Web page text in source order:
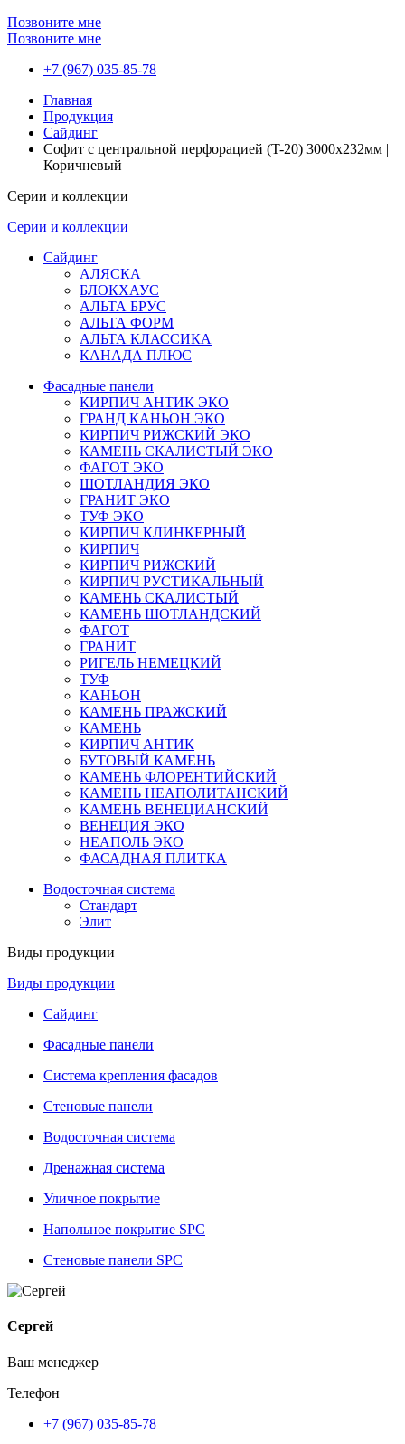
Позвоните мне
Позвоните мне
+7 (967) 035-85-78
Главная
Продукция
Сайдинг
Софит с центральной перфорацией (T-20) 3000х232мм |
Коричневый
Серии и коллекции
Серии и коллекции
Сайдинг
АЛЯСКА
БЛОКХАУС
АЛЬТА БРУС
АЛЬТА ФОРМ
АЛЬТА КЛАССИКА
КАНАДА ПЛЮС
Фасадные панели
КИРПИЧ АНТИК ЭКО
ГРАНД КАНЬОН ЭКО
КИРПИЧ РИЖСКИЙ ЭКО
КАМЕНЬ СКАЛИСТЫЙ ЭКО
ФАГОТ ЭКО
ШОТЛАНДИЯ ЭКО
ГРАНИТ ЭКО
ТУФ ЭКО
КИРПИЧ КЛИНКЕРНЫЙ
КИРПИЧ
КИРПИЧ РИЖСКИЙ
КИРПИЧ РУСТИКАЛЬНЫЙ
КАМЕНЬ СКАЛИСТЫЙ
КАМЕНЬ ШОТЛАНДСКИЙ
ФАГОТ
ГРАНИТ
РИГЕЛЬ НЕМЕЦКИЙ
ТУФ
КАНЬОН
КАМЕНЬ ПРАЖСКИЙ
КАМЕНЬ
КИРПИЧ АНТИК
БУТОВЫЙ КАМЕНЬ
КАМЕНЬ ФЛОРЕНТИЙСКИЙ
КАМЕНЬ НЕАПОЛИТАНСКИЙ
КАМЕНЬ ВЕНЕЦИАНСКИЙ
ВЕНЕЦИЯ ЭКО
НЕАПОЛЬ ЭКО
ФАСАДНАЯ ПЛИТКА
Водосточная система
Стандарт
Элит
Виды продукции
Виды продукции
Сайдинг
Фасадные панели
Система крепления фасадов
Стеновые панели
Водосточная система
Дренажная система
Уличное покрытие
Напольное покрытие SPC
Стеновые панели SPC
Сергей
Ваш менеджер
Телефон
+7 (967) 035-85-78